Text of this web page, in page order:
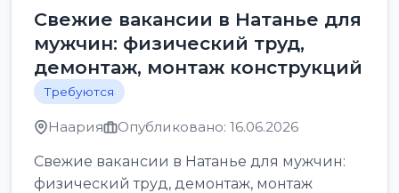
Свежие вакансии в Натанье для
мужчин: физический труд,
демонтаж, монтаж конструкций
Требуются
Наария Опубликовано: 16.06.2026
Свежие вакансии в Натанье для мужчин:
физический труд, демонтаж, монтаж